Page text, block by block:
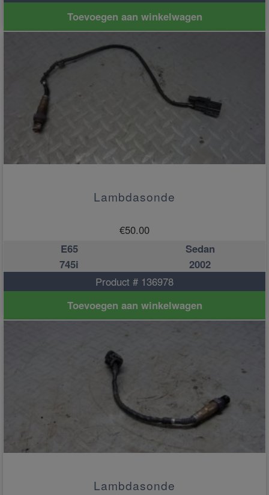
Toevoegen aan winkelwagen
Lambdasonde
€50.00
E65
Sedan
745i
2002
Product # 136978
Toevoegen aan winkelwagen
Lambdasonde